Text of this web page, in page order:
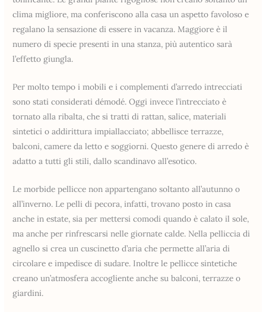
clima migliore, ma conferiscono alla casa un aspetto favoloso e
regalano la sensazione di essere in vacanza. Maggiore è il
numero di specie presenti in una stanza, più autentico sarà
l’effetto giungla.
Per molto tempo i mobili e i complementi d’arredo intrecciati
sono stati considerati démodé. Oggi invece l’intrecciato è
tornato alla ribalta, che si tratti di rattan, salice, materiali
sintetici o addirittura impiallacciato; abbellisce terrazze,
balconi, camere da letto e soggiorni. Questo genere di arredo è
adatto a tutti gli stili, dallo scandinavo all’esotico.
Le morbide pellicce non appartengano soltanto all’autunno o
all’inverno. Le pelli di pecora, infatti, trovano posto in casa
anche in estate, sia per mettersi comodi quando è calato il sole,
ma anche per rinfrescarsi nelle giornate calde. Nella pelliccia di
agnello si crea un cuscinetto d’aria che permette all’aria di
circolare e impedisce di sudare. Inoltre le pellicce sintetiche
creano un’atmosfera accogliente anche su balconi, terrazze o
giardini.